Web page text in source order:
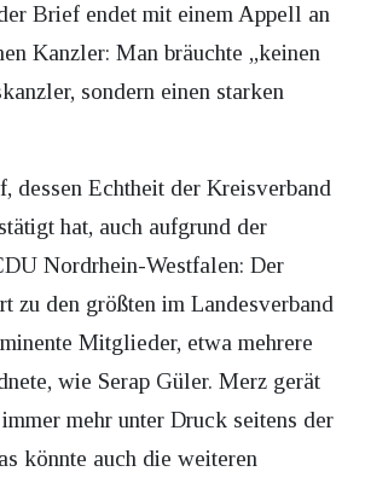
Brief endet mit einem Appell an
Kanzler: Man bräuchte „keinen
sondern einen starken
dessen Echtheit der Kreisverband
hat, auch aufgrund der
Nordrhein-Westfalen: Der
zu den größten im Landesverband
Mitglieder, etwa mehrere
wie Serap Güler. Merz gerät
mehr unter Druck seitens der
könnte auch die weiteren